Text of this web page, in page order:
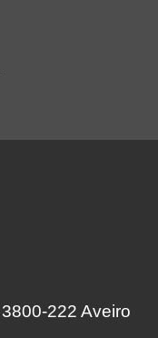
3800-222 Aveiro